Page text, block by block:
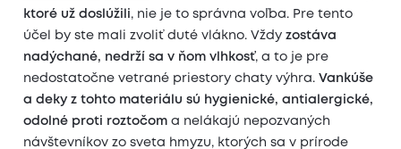
ktoré už doslúžili, nie je to správna voľba. Pre tento
účel by ste mali zvoliť duté vlákno. Vždyzostáva
nadýchané, nedrží sa v ňom vlhkosť, a to je pre
nedostatočne vetrané priestory chaty výhra.Vankúše
a deky z tohto materiálu sú hygienické, antialergické,
odolné proti roztočom a nelákajú nepozvaných
návštevníkov zo sveta hmyzu, ktorých sa v prírode